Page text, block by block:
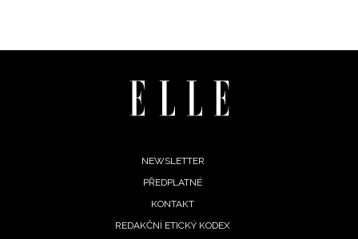
NEWSLETTER
PŘEDPLATNÉ
KONTAKT
REDAKČNÍ ETICKÝ KODEX